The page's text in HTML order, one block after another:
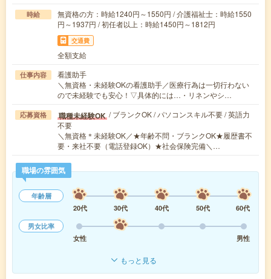
時給
無資格の方：時給1240円～1550円 / 介護福祉士：時給1550
円～1937円 / 初任者以上：時給1450円～1812円
交通費
全額支給
仕事内容
看護助手
＼無資格・未経験OKの看護助手／医療行為は一切行わない
ので未経験でも安心！▽具体的には…・リネンやシ…
応募資格 職種未経験OK / ブランクOK / パソコンスキル不要 / 英語力
不要
＼無資格＊未経験OK／★年齢不問・ブランクOK★履歴書不
要・来社不要（電話登録OK）★社会保険完備＼…
職場の雰囲気
年齢層
20代
30代 40代 50代
60代
男女比率
女性
男性
もっと見る